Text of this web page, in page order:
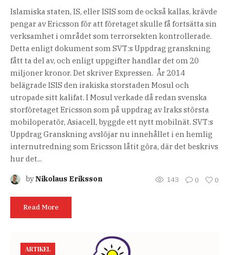
Islamiska staten, IS, eller ISIS som de också kallas, krävde
pengar av Ericsson för att företaget skulle få fortsätta sin
verksamhet i området som terrorsekten kontrollerade.
Detta enligt dokument som SVT:s Uppdrag granskning
fått ta del av, och enligt uppgifter handlar det om 20
miljoner kronor. Det skriver Expressen. År 2014
belägrade ISIS den irakiska storstaden Mosul och
utropade sitt kalifat. I Mosul verkade då redan svenska
storföretaget Ericsson som på uppdrag av Iraks största
mobiloperatör, Asiacell, byggde ett nytt mobilnät. SVT:s
Uppdrag Granskning avslöjar nu innehållet i en hemlig
internutredning som Ericsson låtit göra, där det beskrivs
hur det...
byNikolaus Eriksson 143 0 0
Read More
ARTIKEL